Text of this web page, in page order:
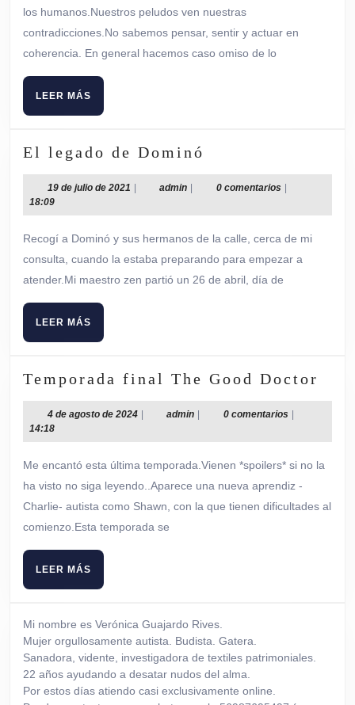
los humanos.Nuestros peludos ven nuestras
contradicciones.No sabemos pensar, sentir y actuar en
coherencia. En general hacemos caso omiso de lo
LEER MÁS
MÁS
El legado de Dominó
legado
de
19 de julio de 2021 19
julio
2021
| adminadmin
| 0 comentarios |
18:09
Recogí a Dominó y sus hermanos de la calle, cerca de mi
consulta, cuando la estaba preparando para empezar a
atender.Mi maestro zen partió un 26 de abril, día de
LEER MÁS
MÁS
Temporada final The Good Doctor
4 de agosto de 20244
agosto
2024
| adminadmin
| 0 comentarios |
14:18
Me encantó esta última temporada.Vienen *spoilers* si no la
ha visto no siga leyendo..Aparece una nueva aprendiz -
Charlie- autista como Shawn, con la que tienen dificultades al
comienzo.Esta temporada se
LEER MÁS
MÁS
Mi nombre es Verónica Guajardo Rives.
Mujer orgullosamente autista. Budista. Gatera.
Sanadora, vidente, investigadora de textiles patrimoniales.
22 años ayudando a desatar nudos del alma.
Por estos días atiendo casi exclusivamente online.